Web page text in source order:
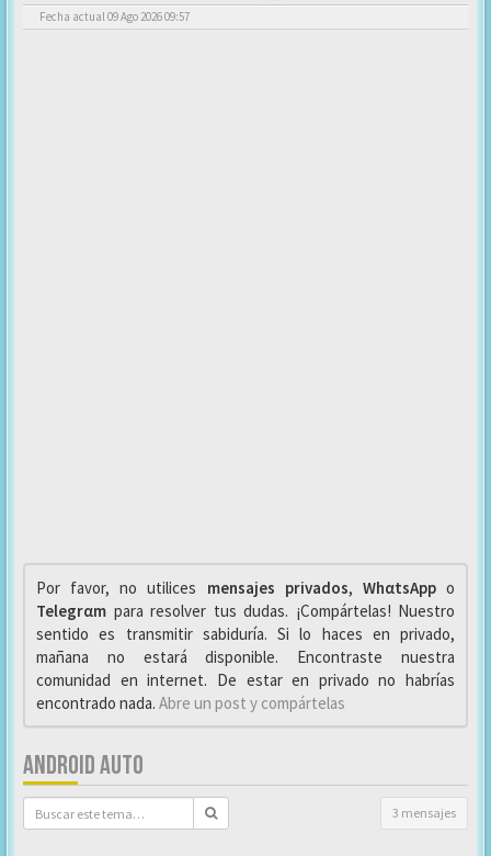
Fecha actual 09 Ago 2026 09:57
Por favor, no utilices mensajes privados, WhαtsAppo
Telegrαm para resolver tus dudas. ¡Compártelas! Nuestro
sentido es transmitir sabiduría. Si lo haces en privado,
mañana no estará disponible. Encontraste nuestra
comunidad en internet. De estar en privado no habrías
encontrado nada. Abre un post y compártelas
ANDROID AUTO
3 mensajes